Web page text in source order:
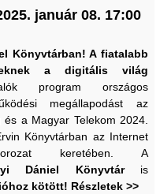
január 08. 17:00
Könyvtárban! A fiatalabb
a digitális világ
program országos
megállapodást az
a Magyar Telekom 2024.
Könyvtárban az Internet
keretében. A
Dániel Könyvtáris
kötött! Részletek >>